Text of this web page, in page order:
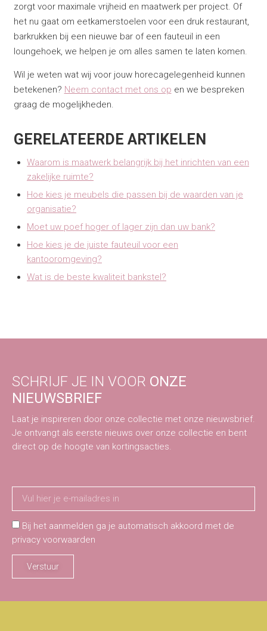
zorgt voor maximale vrijheid en maatwerk per project. Of
het nu gaat om eetkamerstoelen voor een druk restaurant,
barkrukken bij een nieuwe bar of een fauteuil in een
loungehoek, we helpen je om alles samen te laten komen.
Wil je weten wat wij voor jouw horecagelegenheid kunnen
betekenen? Neem contact met ons op en we bespreken
graag de mogelijkheden.
GERELATEERDE ARTIKELEN
Waarom is maatwerk belangrijk bij het inrichten van een
zakelijke ruimte?
Hoe kies je meubels die passen bij de waarden van je
organisatie?
Moet uw poef hoger of lager zijn dan uw bank?
Hoe kies je de juiste fauteuil voor een
kantooromgeving?
Wat is de beste kwaliteit bankstel?
SCHRIJF JE IN VOOR ONZE
NIEUWSBRIEF
Laat je inspireren door onze collectie met onze nieuwsbrief.
Je ontvangt als eerste nieuws over onze collectie en bent
direct op de hoogte van kortingsacties.
Bij het aanmelden ga je automatisch akkoord met de
privacy voorwaarden
Verstuur